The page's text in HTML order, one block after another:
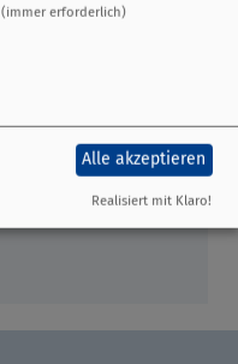
(immer erforderlich)
Alle akzeptieren
Realisiert mit Klaro!